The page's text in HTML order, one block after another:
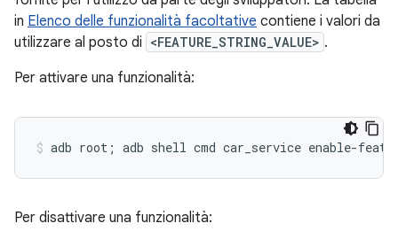
in Elenco delle funzionalità facoltative contiene i valori da
utilizzare al posto di <FEATURE_STRING_VALUE> .
Per attivare una funzionalità:
Per disattivare una funzionalità: